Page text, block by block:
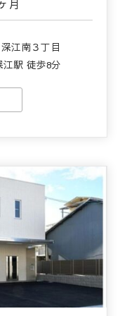
月
江南３丁目
駅 徒歩8分